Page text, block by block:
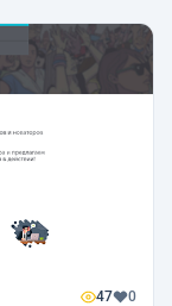
47 0